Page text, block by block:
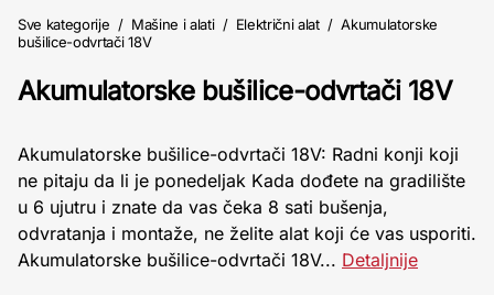
Sve kategorije / Mašine i alati / Električni alat / Akumulatorske
bušilice-odvrtači 18V
Akumulatorske bušilice-odvrtači 18V
Akumulatorske bušilice-odvrtači 18V: Radni konji koji
ne pitaju da li je ponedeljak Kada dođete na gradilište
u 6 ujutru i znate da vas čeka 8 sati bušenja,
odvratanja i montaže, ne želite alat koji će vas usporiti.
Akumulatorske bušilice-odvrtači 18V... Detaljnije